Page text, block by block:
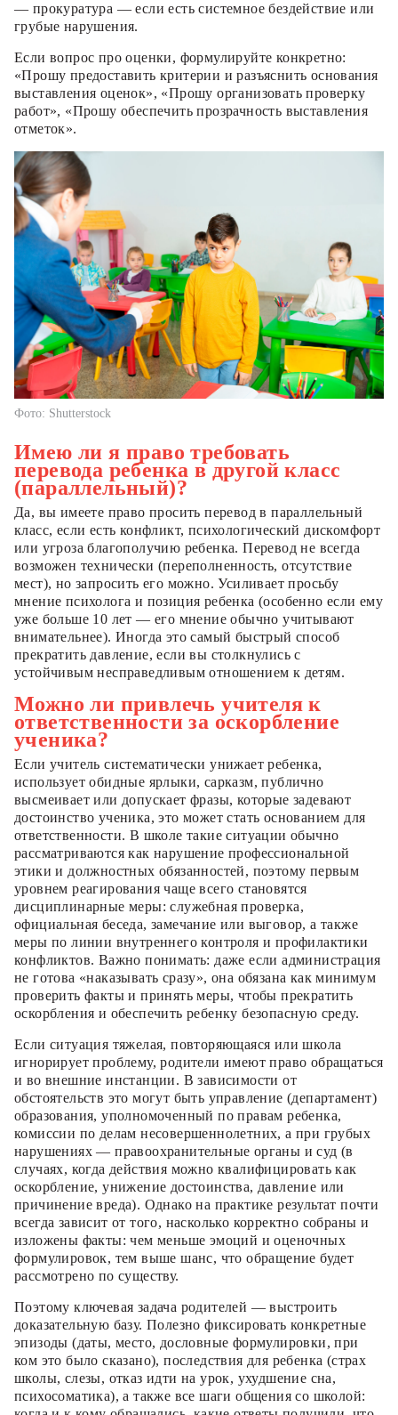
— прокуратура — если есть системное бездействие или
грубые нарушения.
Если вопрос про оценки, формулируйте конкретно:
«Прошу предоставить критерии и разъяснить основания
выставления оценок», «Прошу организовать проверку
работ», «Прошу обеспечить прозрачность выставления
отметок».
Фото: Shutterstock
Имею ли я право требовать
перевода ребенка в другой класс
(параллельный)?
Да, вы имеете право просить перевод в параллельный
класс, если есть конфликт, психологический дискомфорт
или угроза благополучию ребенка. Перевод не всегда
возможен технически (переполненность, отсутствие
мест), но запросить его можно. Усиливает просьбу
мнение психолога и позиция ребенка (особенно если ему
уже больше 10 лет — его мнение обычно учитывают
внимательнее). Иногда это самый быстрый способ
прекратить давление, если вы столкнулись с
устойчивым несправедливым отношением к детям.
Можно ли привлечь учителя к
ответственности за оскорбление
ученика?
Если учитель систематически унижает ребенка,
использует обидные ярлыки, сарказм, публично
высмеивает или допускает фразы, которые задевают
достоинство ученика, это может стать основанием для
ответственности. В школе такие ситуации обычно
рассматриваются как нарушение профессиональной
этики и должностных обязанностей, поэтому первым
уровнем реагирования чаще всего становятся
дисциплинарные меры: служебная проверка,
официальная беседа, замечание или выговор, а также
меры по линии внутреннего контроля и профилактики
конфликтов. Важно понимать: даже если администрация
не готова «наказывать сразу», она обязана как минимум
проверить факты и принять меры, чтобы прекратить
оскорбления и обеспечить ребенку безопасную среду.
Если ситуация тяжелая, повторяющаяся или школа
игнорирует проблему, родители имеют право обращаться
и во внешние инстанции. В зависимости от
обстоятельств это могут быть управление (департамент)
образования, уполномоченный по правам ребенка,
комиссии по делам несовершеннолетних, а при грубых
нарушениях — правоохранительные органы и суд (в
случаях, когда действия можно квалифицировать как
оскорбление, унижение достоинства, давление или
причинение вреда). Однако на практике результат почти
всегда зависит от того, насколько корректно собраны и
изложены факты: чем меньше эмоций и оценочных
формулировок, тем выше шанс, что обращение будет
рассмотрено по существу.
Поэтому ключевая задача родителей — выстроить
доказательную базу. Полезно фиксировать конкретные
эпизоды (даты, место, дословные формулировки, при
ком это было сказано), последствия для ребенка (страх
школы, слезы, отказ идти на урок, ухудшение сна,
психосоматика), а также все шаги общения со школой: